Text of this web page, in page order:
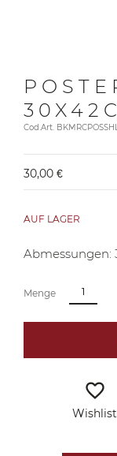
Cod.Art.
30,00 €
AUF LAGER
Abmessungen:
Menge
favorite_border
Wishlist